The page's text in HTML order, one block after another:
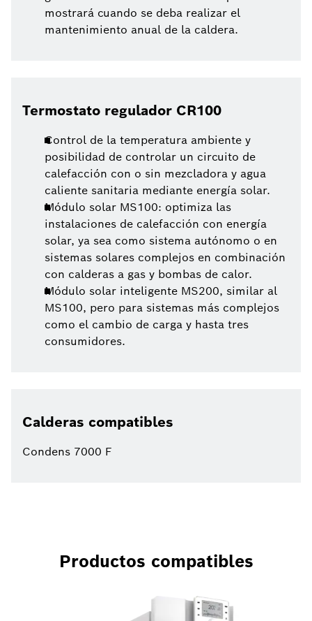
mostrará cuando se deba realizar el
mantenimiento anual de la caldera.
Termostato regulador CR100
Control de la temperatura ambiente y
posibilidad de controlar un circuito de
calefacción con o sin mezcladora y agua
caliente sanitaria mediante energía solar.
Módulo solar MS100: optimiza las
instalaciones de calefacción con energía
solar, ya sea como sistema autónomo o en
sistemas solares complejos en combinación
con calderas a gas y bombas de calor.
Módulo solar inteligente MS200, similar al
MS100, pero para sistemas más complejos
como el cambio de carga y hasta tres
consumidores.
Calderas compatibles
Condens 7000 F
Productos compatibles